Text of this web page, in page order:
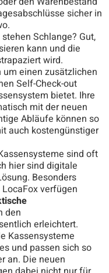
sicher in
Schlange? Gut,
kann und die
wird.
um einen zusätzlichen
Self-Check-out
bietet. Ihre
mit der neuen
Abläufe können so
auch kostengünstiger
sind oft
hier sind digitale
Besonders
verfügen
den
erleichtert.
Kassensysteme
und passen sich so
an. Die neuen